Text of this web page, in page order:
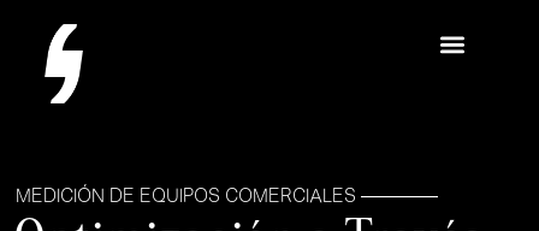
contenido
Menu
MEDICIÓN DE EQUIPOS COMERCIALES ————